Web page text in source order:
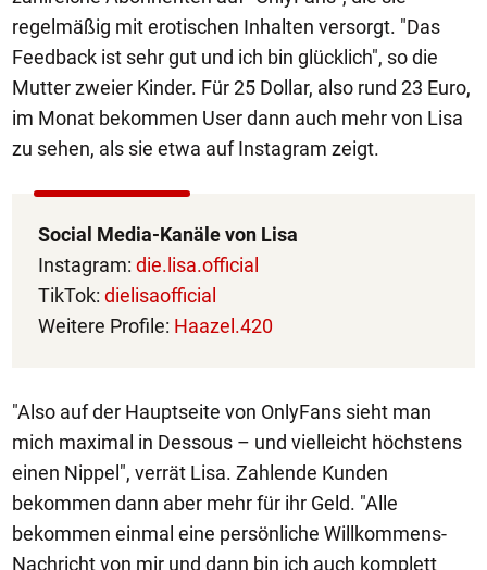
regelmäßig mit erotischen Inhalten versorgt. "Das
Feedback ist sehr gut und ich bin glücklich", so die
Mutter zweier Kinder. Für 25 Dollar, also rund 23 Euro,
im Monat bekommen User dann auch mehr von Lisa
zu sehen, als sie etwa auf Instagram zeigt.
Social Media-Kanäle von Lisa
Instagram: die.lisa.official
TikTok: dielisaofficial
Weitere Profile: Haazel.420
"Also auf der Hauptseite von OnlyFans sieht man
mich maximal in Dessous – und vielleicht höchstens
einen Nippel", verrät Lisa. Zahlende Kunden
bekommen dann aber mehr für ihr Geld. "Alle
bekommen einmal eine persönliche Willkommens-
Nachricht von mir und dann bin ich auch komplett